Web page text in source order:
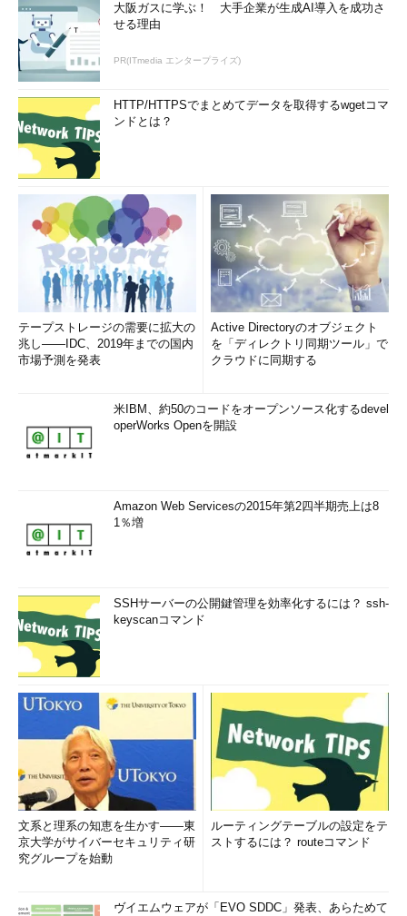
大阪ガスに学ぶ！ 大手企業が生成AI導入を成功さ
せる理由
PR(ITmedia エンタープライズ)
HTTP/HTTPSでまとめてデータを取得するwgetコマ
ンドとは？
テープストレージの需要に拡大の
兆し――IDC、2019年までの国内
市場予測を発表
Active Directoryのオブジェクト
を「ディレクトリ同期ツール」で
クラウドに同期する
米IBM、約50のコードをオープンソース化するdevel
operWorks Openを開設
Amazon Web Servicesの2015年第2四半期売上は8
1％増
SSHサーバーの公開鍵管理を効率化するには？ ssh-
keyscanコマンド
文系と理系の知恵を生かす――東
京大学がサイバーセキュリティ研
究グループを始動
ルーティングテーブルの設定をテ
ストするには？ routeコマンド
ヴイエムウェアが「EVO SDDC」発表、あらためて